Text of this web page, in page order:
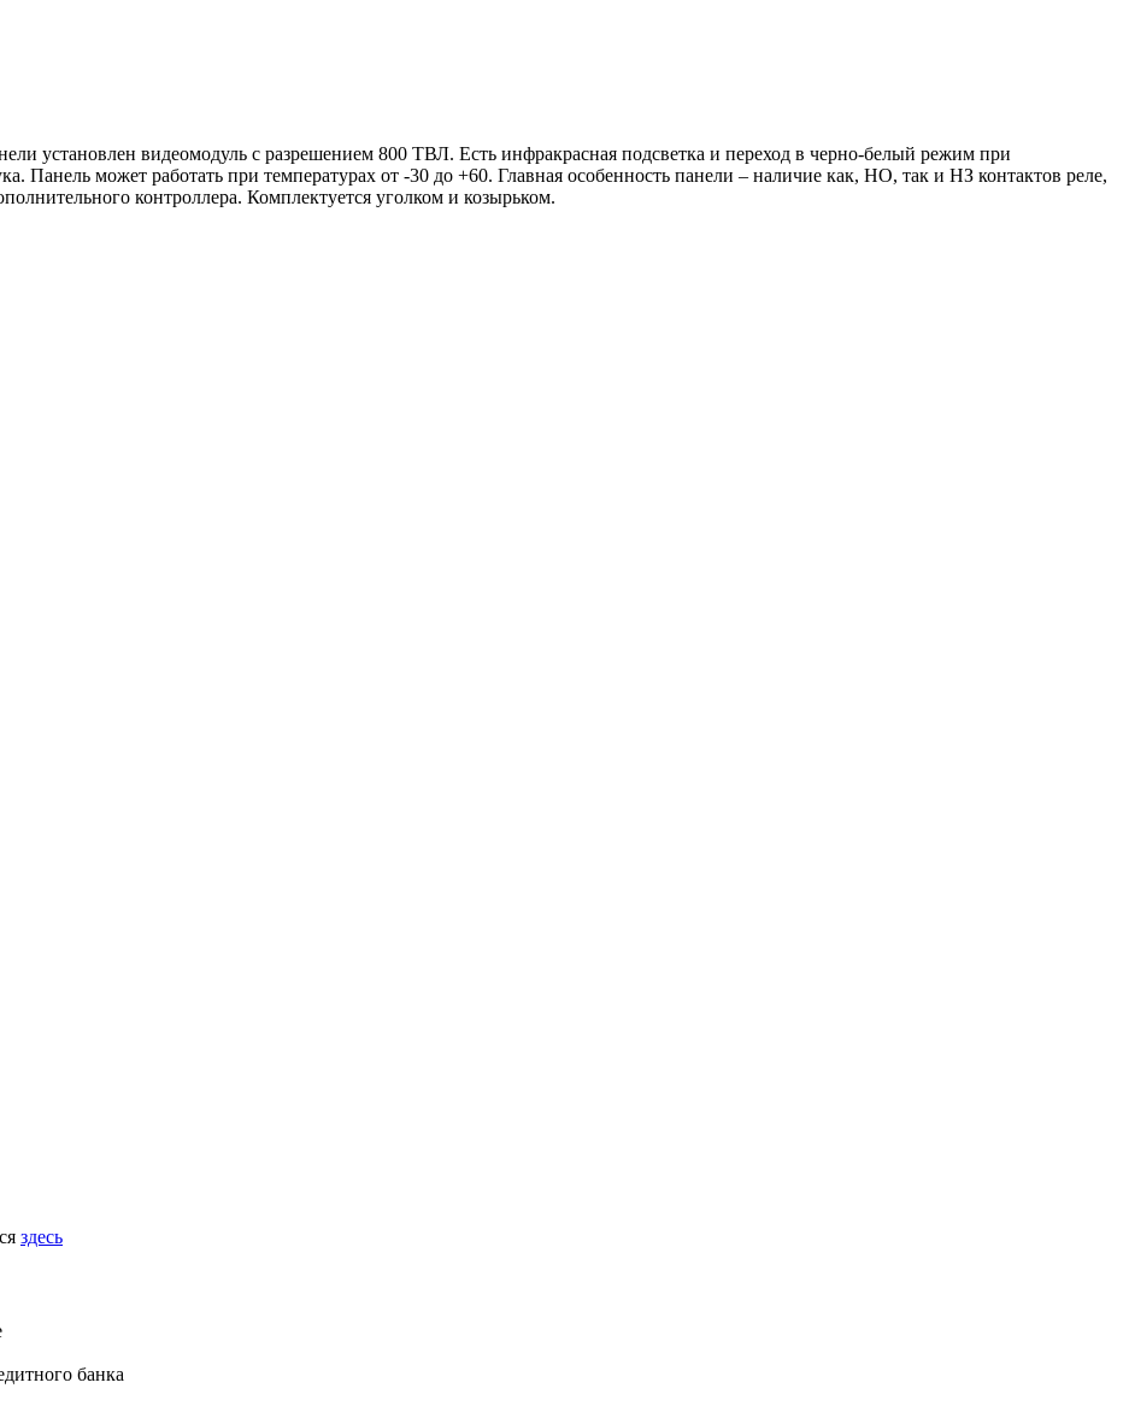
установлен видеомодуль с разрешением 800 ТВЛ. Есть инфракрасная подсветка и переход в черно-белый режим при
Панель может работать при температурах от -30 до +60. Главная особенность панели – наличие как, НО, так и НЗ контактов реле,
контроллера. Комплектуется уголком и козырьком.
здесь
банка